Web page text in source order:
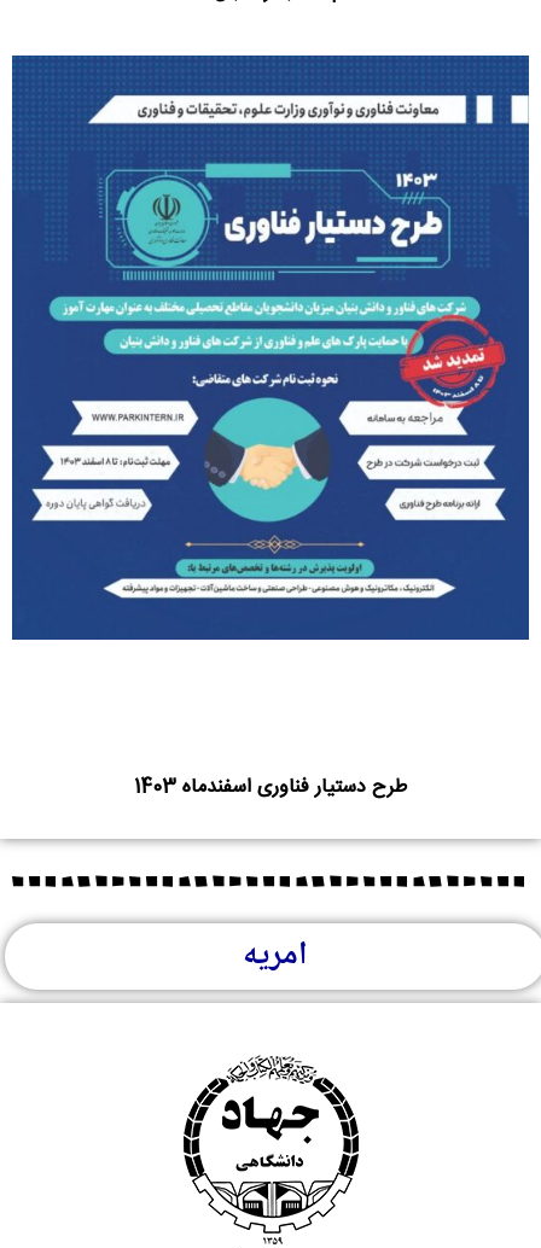
طرح دستیار فناوری اسفندماه 1403
امریه‌